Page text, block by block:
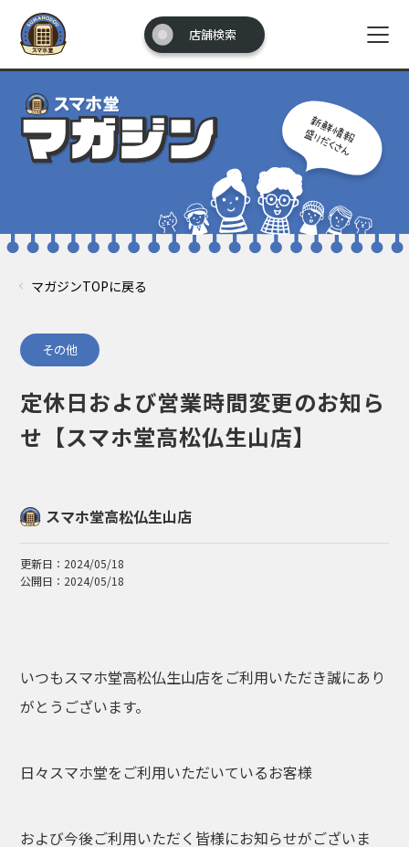
店舗検索
マガジンTOPに戻る
その他
定休日および営業時間変更のお知ら
せ【スマホ堂高松仏生山店】
スマホ堂高松仏生山店
更新日：2024/05/18
公開日：2024/05/18
いつもスマホ堂高松仏生山店をご利用いただき誠にあり
がとうございます。
日々スマホ堂をご利用いただいているお客様
および今後ご利用いただく皆様にお知らせがございま